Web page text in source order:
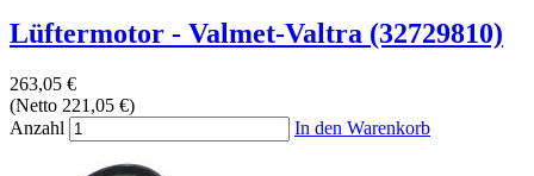
Lüftermotor - Valmet-Valtra (32729810)
263,05 €
(Netto 221,05 €)
Anzahl
In den Warenkorb